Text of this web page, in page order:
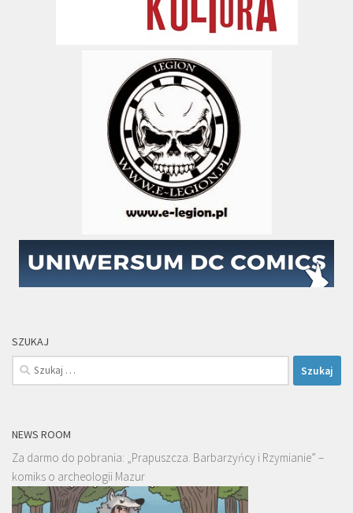
SZUKAJ
Szukaj:
NEWS ROOM
Za darmo do pobrania: „Prapuszcza. Barbarzyńcy i Rzymianie” –
komiks o archeologii Mazur